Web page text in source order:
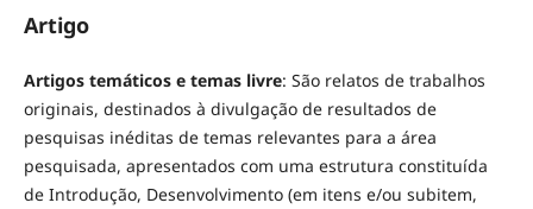
Artigo
Artigos temáticos e temas livre: São relatos de trabalhos
originais, destinados à divulgação de resultados de
pesquisas inéditas de temas relevantes para a área
pesquisada, apresentados com uma estrutura constituída
de Introdução, Desenvolvimento (em itens e/ou subitem,